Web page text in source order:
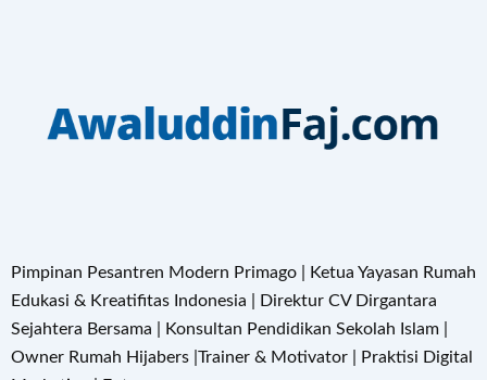
Pimpinan Pesantren Modern Primago | Ketua Yayasan Rumah
Edukasi & Kreatifitas Indonesia | Direktur CV Dirgantara
Sejahtera Bersama | Konsultan Pendidikan Sekolah Islam |
Owner Rumah Hijabers |Trainer & Motivator | Praktisi Digital